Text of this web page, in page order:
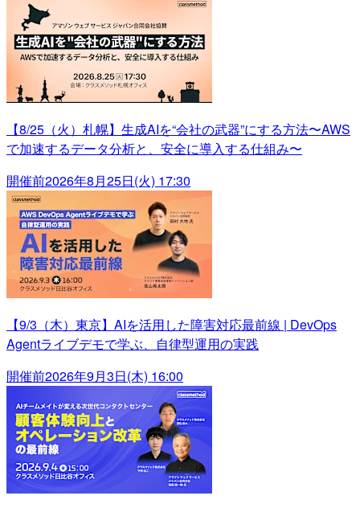
【8/25（火）札幌】生成AIを“会社の武器”にする方法〜AWS
で加速するデータ分析と、安全に導入する仕組み〜
開催前2026年8月25日(火) 17:30
【9/3（木）東京】AIを活用した障害対応最前線 | DevOps
Agentライブデモで学ぶ、自律型運用の実践
開催前2026年9月3日(木) 16:00